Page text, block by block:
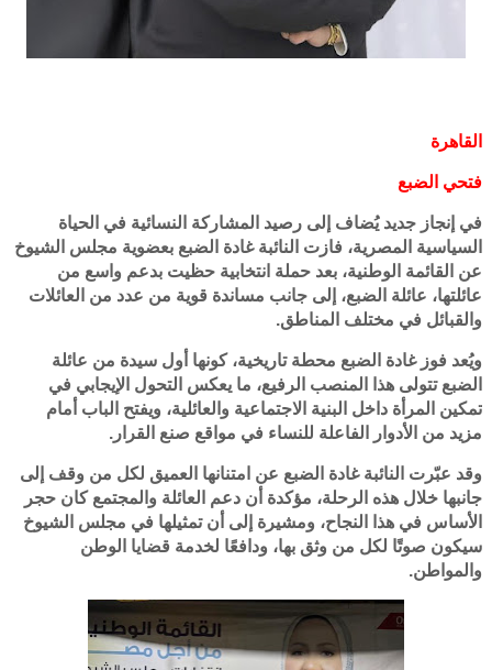
القاهرة
فتحي الضبع
في إنجاز جديد يُضاف إلى رصيد المشاركة النسائية في الحياة
السياسية المصرية، فازت النائبة غادة الضبع بعضوية مجلس الشيوخ
عن القائمة الوطنية، بعد حملة انتخابية حظيت بدعم واسع من
عائلتها، عائلة الضبع، إلى جانب مساندة قوية من عدد من العائلات
والقبائل في مختلف المناطق.
ويُعد فوز غادة الضبع محطة تاريخية، كونها أول سيدة من عائلة
الضبع تتولى هذا المنصب الرفيع، ما يعكس التحول الإيجابي في
تمكين المرأة داخل البنية الاجتماعية والعائلية، ويفتح الباب أمام
مزيد من الأدوار الفاعلة للنساء في مواقع صنع القرار.
وقد عبّرت النائبة غادة الضبع عن امتنانها العميق لكل من وقف إلى
جانبها خلال هذه الرحلة، مؤكدة أن دعم العائلة والمجتمع كان حجر
الأساس في هذا النجاح، ومشيرة إلى أن تمثيلها في مجلس الشيوخ
سيكون صوتًا لكل من وثق بها، ودافعًا لخدمة قضايا الوطن
والمواطن.